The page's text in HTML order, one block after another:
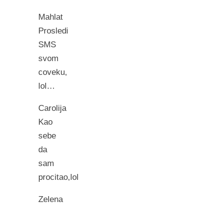
Mahlat
Prosledi
SMS
svom
coveku,
lol…
Carolija
Kao
sebe
da
sam
procitao,lol
Zelena